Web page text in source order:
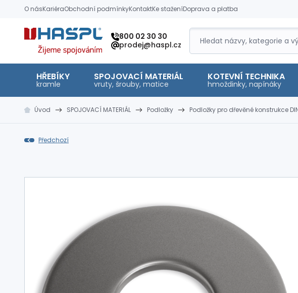
O násKariéraObchodní podmínkyKontaktKe staženíDoprava a platba
Hašpl
800 02 30 30
prodej@haspl.cz
HŘEBÍKY
kramle
SPOJOVACÍ MATERIÁL
vruty, šrouby, matice
KOTEVNÍ TECHNIKA
hmoždinky, napínáky
Úvod SPOJOVACÍ MATERIÁL Podložky Podložky pro dřevěné konstrukce
Předchozí